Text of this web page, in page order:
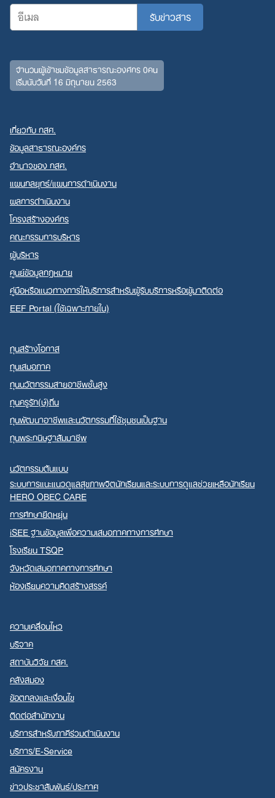
จำนวนผู้เข้าชมข้อมูลสาธารณะองค์กร 0คน
เริ่มนับวันที่ 16 มิถุนายน 2563
เกี่ยวกับ กสศ.
ข้อมูลสาธารณะองค์กร
อำนาจของ กสศ.
แผนกลยุทธ์/แผนการดำเนินงาน
ผลการดำเนินงาน
โครงสร้างองค์กร
คณะกรรมการบริหาร
ผู้บริหาร
ศูนย์ข้อมูลกฎหมาย
คู่มือหรือแนวทางการให้บริการสำหรับผู้รับบริการหรือผู้มาติดต่อ
EEF Portal (ใช้เฉพาะภายใน)
ทุนสร้างโอกาส
ทุนเสมอภาค
ทุนนวัตกรรมสายอาชีพชั้นสูง
ทุนครูรัก(ษ์)ถิ่น
ทุนพัฒนาอาชีพและนวัตกรรมที่ใช้ชุมชนเป็นฐาน
ทุนพระกนิษฐาสัมมาชีพ
นวัตกรรมต้นแบบ
ระบบการแนะแนวดูแลสุขภาพจิตนักเรียนและระบบการดูแลช่วยเหลือนักเรียน
HERO OBEC CARE
การศึกษายืดหยุ่น
iSEE ฐานข้อมูลเพื่อความเสมอภาคทางการศึกษา
โรงเรียน TSQP
จังหวัดเสมอภาคทางการศึกษา
ห้องเรียนความคิดสร้างสรรค์
ความเคลื่อนไหว
บริจาค
สถาบันวิจัย กสศ.
คลังสมอง
ข้อตกลงและเงื่อนไข
ติดต่อสำนักงาน
บริการสำหรับภาคีร่วมดำเนินงาน
บริการ/E-Service
สมัครงาน
ข่าวประชาสัมพันธ์/ประกาศ